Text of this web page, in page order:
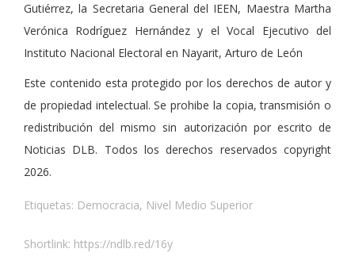
Gutiérrez, la Secretaria General del IEEN, Maestra Martha
Verónica Rodríguez Hernández y el Vocal Ejecutivo del
Instituto Nacional Electoral en Nayarit, Arturo de León
Este contenido esta protegido por los derechos de autor y
de propiedad intelectual. Se prohibe la copia, transmisión o
redistribución del mismo sin autorización por escrito de
Noticias DLB. Todos los derechos reservados copyright
2026.
Etiquetas: Democracia, Nivel Medio Superior
Shortlink: https://ndlb.red/16y